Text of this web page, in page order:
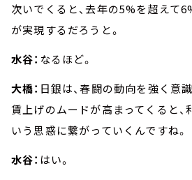
次いでくると、去年の5%を超えて
が実現するだろうと。
水谷： なるほど。
大橋： 日銀は、春闘の動向を強く意
賃上げのムードが高まってくると、
いう思惑に繋がっていくんですね。
水谷： はい。